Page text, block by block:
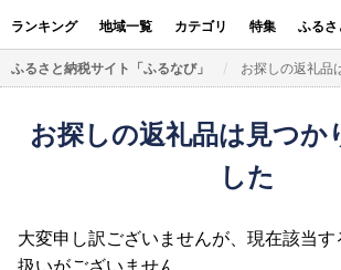
ランキング 地域一覧 カテゴリ 特集 ふるさ
ふるさと納税サイト「ふるなび」 お探しの返礼品
お探しの返礼品は見つか
した
大変申し訳ございませんが、現在該当す
扱いがございません。